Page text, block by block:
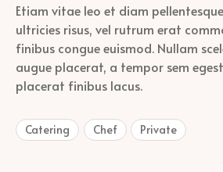
Etiam vitae leo et diam
ultricies risus, vel rutrum erat
finibus congue euismod. Nullam
augue placerat, a tempor sem
placerat finibus lacus.
Catering Chef Private